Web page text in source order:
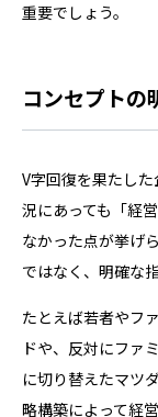
重要でしょう。
コンセプトの
V字回復を果たし
況にあっても「経
なかった点が挙げ
ではなく、明確な
たとえば若者やフ
ドや、反対にファ
に切り替えたマツ
略構築によって経